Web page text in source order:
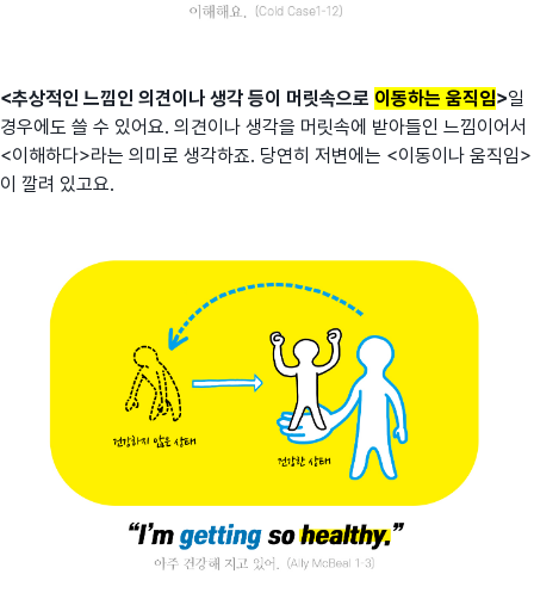
<추상적인 느낌인 의견이나 생각 등이 머릿속으로 이동하는 움직임>일
경우에도 쓸 수 있어요. 의견이나 생각을 머릿속에 받아들인 느낌이어서
<이해하다>라는 의미로 생각하죠. 당연히 저변에는 <이동이나 움직임>
이 깔려 있고요.